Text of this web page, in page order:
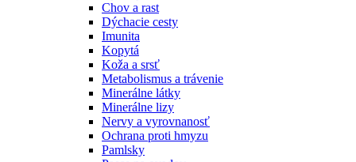
Chov a rast
Dýchacie cesty
Imunita
Kopytá
Koža a srsť
Metabolismus a trávenie
Minerálne látky
Minerálne lizy
Nervy a vyrovnanosť
Ochrana proti hmyzu
Pamlsky